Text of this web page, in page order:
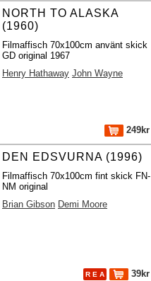
NORTH TO ALASKA
(1960)
Filmaffisch 70x100cm använt skick
GD original 1967
Henry Hathaway John Wayne
249kr
DEN EDSVURNA (1996)
Filmaffisch 70x100cm fint skick FN-
NM original
Brian Gibson Demi Moore
R E A 39kr